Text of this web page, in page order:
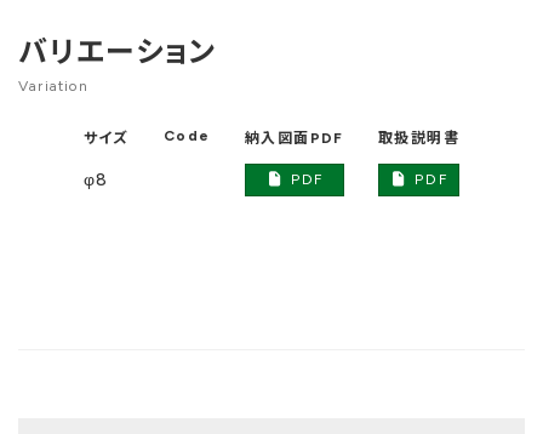
バリエーション
Variation
サイズ Code 納入図面PDF 取扱説明書
φ8 PDF PDF